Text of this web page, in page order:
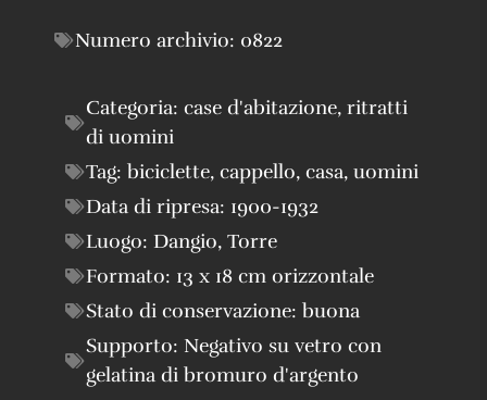
Numero archivio: 0822
Categoria: case d'abitazione, ritratti
di uomini
Tag: biciclette, cappello, casa, uomini
Data di ripresa: 1900-1932
Luogo: Dangio, Torre
Formato: 13 x 18 cm orizzontale
Stato di conservazione: buona
Supporto: Negativo su vetro con
gelatina di bromuro d'argento